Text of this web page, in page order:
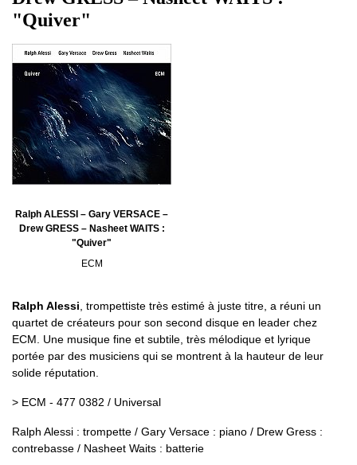
"Quiver"
Ralph ALESSI – Gary VERSACE –
Drew GRESS – Nasheet WAITS :
"Quiver"
ECM
Ralph Alessi, trompettiste très estimé à juste titre, a réuni un
quartet de créateurs pour son second disque en leader chez
ECM. Une musique fine et subtile, très mélodique et lyrique
portée par des musiciens qui se montrent à la hauteur de leur
solide réputation.
> ECM - 477 0382 / Universal
Ralph Alessi : trompette / Gary Versace : piano / Drew Gress :
contrebasse / Nasheet Waits : batterie